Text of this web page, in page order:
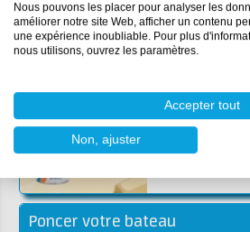
Apprêt de la coque avec
nettoyer le
ponçage et
l’appr…
Poncer votre bateau
Nous pouvons les placer pour analyser les
améliorer notre site Web, afficher un contenu
une expérience inoubliable. Pour plus
nous utilisons, ouvrez les paramètres.
Accepter tout
Non, ajuster